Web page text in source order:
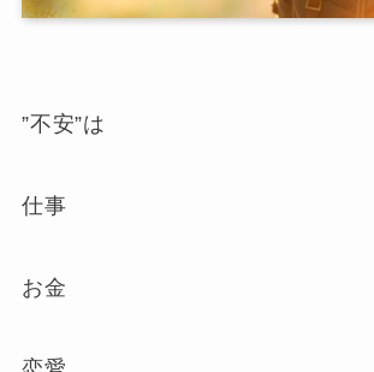
”不安”は
仕事
お金